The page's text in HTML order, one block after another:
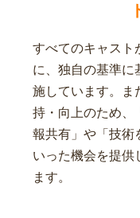
すべてのキャスト
に、独自の基準に
施しています。ま
持・向上のため、
報共有」や「技術
いった機会を提供
ます。